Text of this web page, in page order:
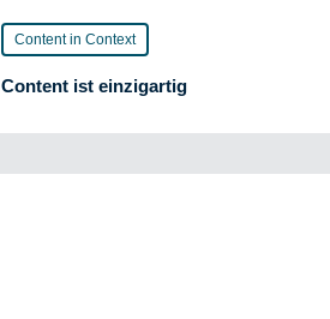
Content in Context
Content ist einzigartig